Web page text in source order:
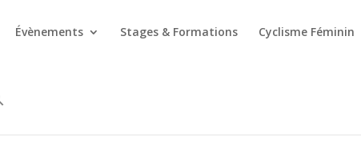
Évènements Stages & Formations Cyclisme Féminin